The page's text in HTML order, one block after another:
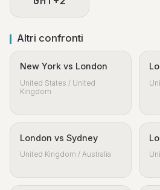
Altri confronti
New York vs London
United States / United
Kingdom
London vs Sydney
United Kingdom / Australia